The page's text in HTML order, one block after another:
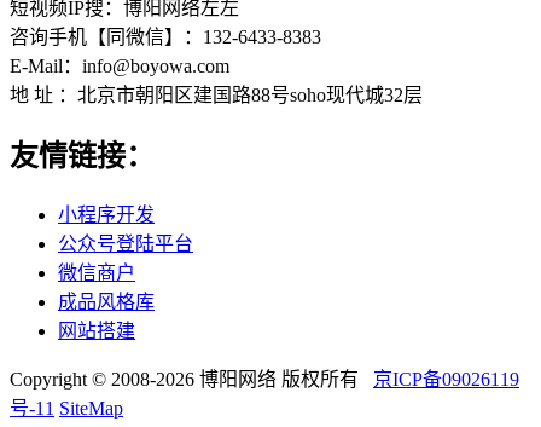
短视频IP搜：博阳网络左左
咨询手机【同微信】：132-6433-8383
E-Mail：info@boyowa.com
地 址 ：北京市朝阳区建国路88号soho现代城32层
友情链接：
小程序开发
公众号登陆平台
微信商户
成品风格库
网站搭建
Copyright © 2008-2026 博阳网络 版权所有 京ICP备09026119
号-11 SiteMap